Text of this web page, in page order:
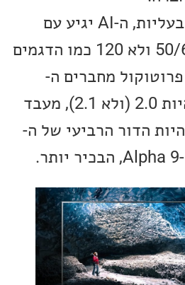
על מנת לחסוך בעליות, ה-AI יגיע עם
פאנל של 50/60Hz ולא 120 כמו הדגמים
מחברים ה-
HDMI צפוי להיות 2.0 (ולא 2.1), מעבד
הרביעי של ה-